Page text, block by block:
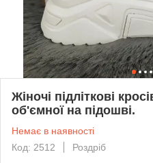
Жіночі підліткові
об'ємної на підошві.
Немає в наявності
Код: 2512
Роздріб